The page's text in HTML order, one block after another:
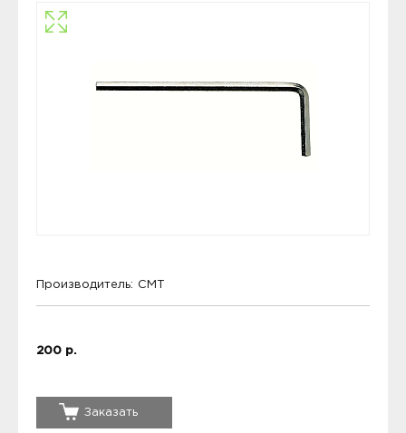
Производитель: CMT
200 р.
Заказать